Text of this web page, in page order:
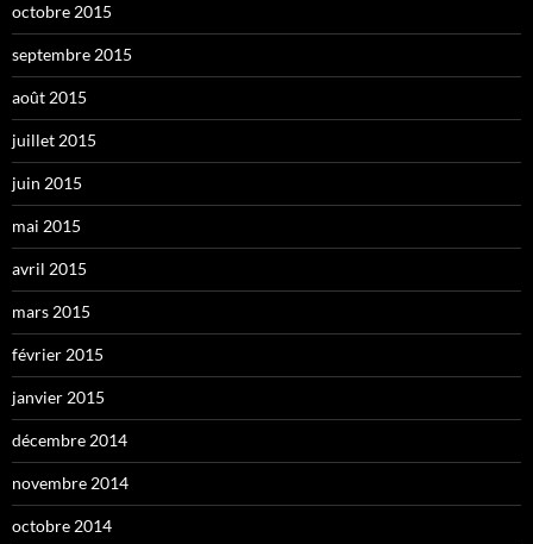
octobre 2015
septembre 2015
août 2015
juillet 2015
juin 2015
mai 2015
avril 2015
mars 2015
février 2015
janvier 2015
décembre 2014
novembre 2014
octobre 2014